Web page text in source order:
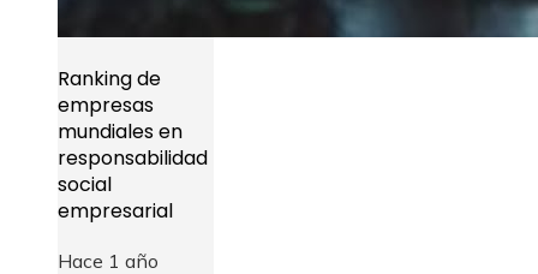
Ranking de
empresas
mundiales en
responsabilidad
social
empresarial
Hace 1 año